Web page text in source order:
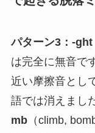
パターン3：-ght
は完全に無音で
近い摩擦音とし
語では消えまし
mb（climb,